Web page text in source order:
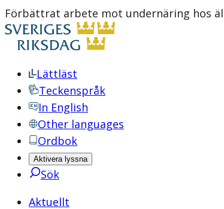
Förbättrat arbete mot undernäring hos
Lättläst
Teckenspråk
In English
Other languages
Ordbok
Aktivera lyssna
Sök
Aktuellt